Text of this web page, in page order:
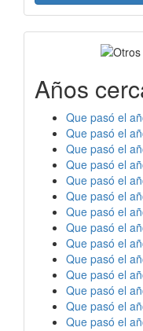
Años
Que pasó el
Que pasó el
Que pasó el
Que pasó el
Que pasó el
Que pasó el
Que pasó el
Que pasó el
Que pasó el
Que pasó el
Que pasó el
Que pasó el
Que pasó el
Que pasó el